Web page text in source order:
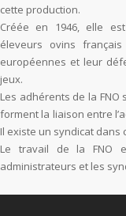
cette production.
Créée en 1946, elle
éleveurs ovins
européennes et leur
jeux.
Les adhérents de la
forment la liaison entre
Il existe un syndicat
Le travail de la FNO
administrateurs et les